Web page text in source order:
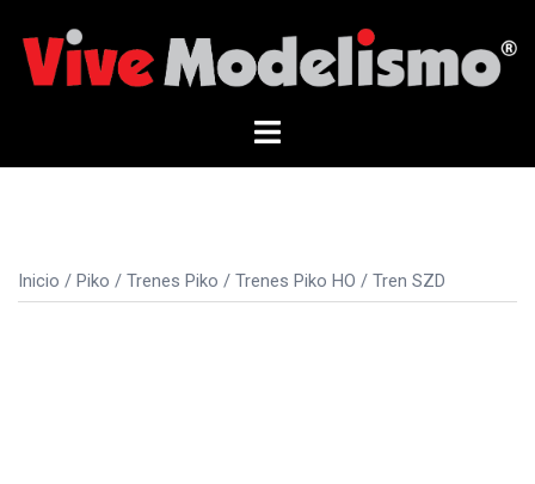
contenido
Alternar
Inicio / Piko / Trenes Piko / Trenes Piko HO / Tren SZD